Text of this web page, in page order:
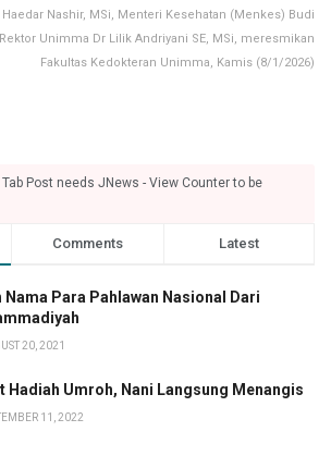
Nashir, MSi, Menteri Kesehatan (Menkes) Budi
Unimma Dr Lilik Andriyani SE, MSi, meresmikan
Fakultas Kedokteran Unimma, Kamis (8/1/2026)
Post needs JNews - View Counter to be
Comments Latest
Nama Para Pahlawan Nasional Dari
20, 2021
Hadiah Umroh, Nani Langsung Menangis
11, 2022